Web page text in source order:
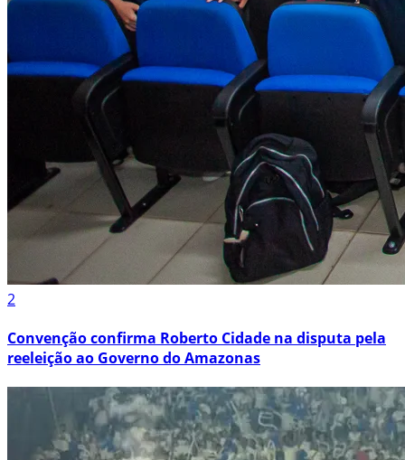
2
Convenção confirma Roberto Cidade na disputa pela
reeleição ao Governo do Amazonas